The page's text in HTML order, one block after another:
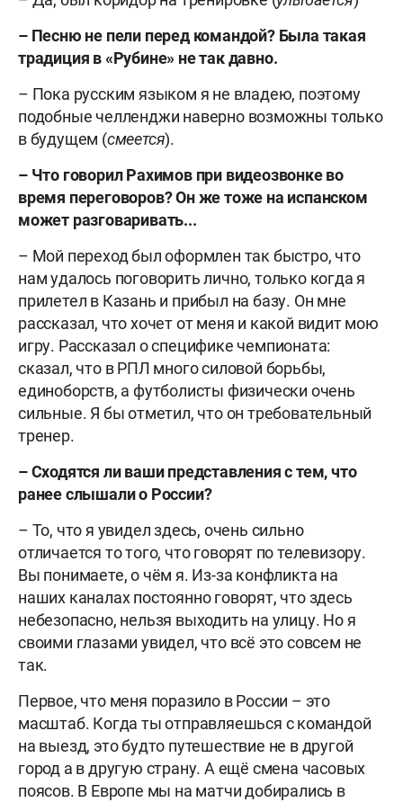
– Песню не пели перед командой? Была такая
традиция в «Рубине» не так давно.
– Пока русским языком я не владею, поэтому
подобные челленджи наверно возможны только
в будущем (смеется).
– Что говорил Рахимов при видеозвонке во
время переговоров? Он же тоже на испанском
может разговаривать...
– Мой переход был оформлен так быстро, что
нам удалось поговорить лично, только когда я
прилетел в Казань и прибыл на базу. Он мне
рассказал, что хочет от меня и какой видит мою
игру. Рассказал о специфике чемпионата:
сказал, что в РПЛ много силовой борьбы,
единоборств, а футболисты физически очень
сильные. Я бы отметил, что он требовательный
тренер.
– Сходятся ли ваши представления с тем, что
ранее слышали о России?
– То, что я увидел здесь, очень сильно
отличается то того, что говорят по телевизору.
Вы понимаете, о чём я. Из-за конфликта на
наших каналах постоянно говорят, что здесь
небезопасно, нельзя выходить на улицу. Но я
своими глазами увидел, что всё это совсем не
так.
Первое, что меня поразило в России – это
масштаб. Когда ты отправляешься с командой
на выезд, это будто путешествие не в другой
город а в другую страну. А ещё смена часовых
поясов. В Европе мы на матчи добирались в